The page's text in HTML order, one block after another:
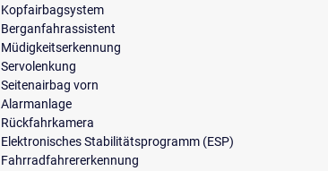
Kopfairbagsystem
Berganfahrassistent
Müdigkeitserkennung
Servolenkung
Seitenairbag vorn
Alarmanlage
Rückfahrkamera
Elektronisches Stabilitätsprogramm (ESP)
Fahrradfahrererkennung